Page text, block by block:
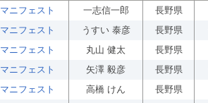
ニフェスト 一志信一郎 長野県
ニフェスト うすい 泰彦 長野県
ニフェスト 丸山 健太 長野県
ニフェスト 矢澤 毅彦 長野県
ニフェスト 高橋 けん 長野県